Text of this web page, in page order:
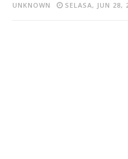
UNKNOWN SELASA, JUN 28,